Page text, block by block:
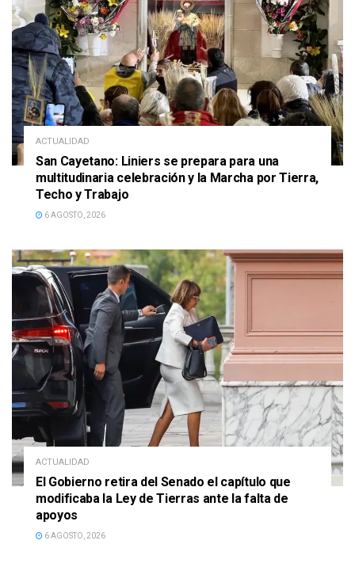
ACTUALIDAD
San Cayetano: Liniers se prepara para una
multitudinaria celebración y la Marcha por Tierra,
Techo y Trabajo
6 AGOSTO, 2026
ACTUALIDAD
El Gobierno retira del Senado el capítulo que
modificaba la Ley de Tierras ante la falta de
apoyos
6 AGOSTO, 2026